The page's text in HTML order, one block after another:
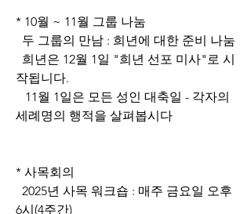
* 10월 ~ 11월 그룹 나눔
두 그룹의 만남 : 희년에 대한 준비 나눔
희년은 12월 1일 "희년 선포 미사"로 시
작됩니다.
세례명의 행적을 살펴봅시다
* 사목회의
2025년 사목 워크숍 : 매주 금요일 오후
6시(4주간)